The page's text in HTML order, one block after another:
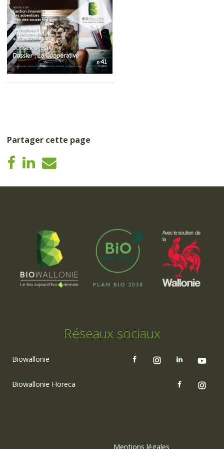
Partager cette page
Réseaux sociaux
Biowallonie
Biowallonie Horeca
Mentions légales